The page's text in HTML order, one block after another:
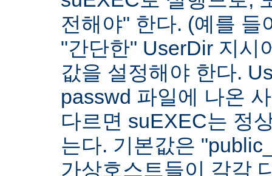
전해야" 한다. (예를 들
"간단한" UserDir 지시
값을 설정해야 한다.
passwd 파일에 나온
다르면 suEXEC는 정
는다. 기본값은
가상호스트들이 각각